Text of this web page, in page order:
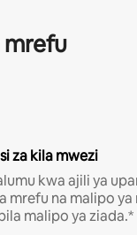
mrefu
za kila mwezi
kwa ajili ya
mrefu na malipo
malipo ya ziada.*